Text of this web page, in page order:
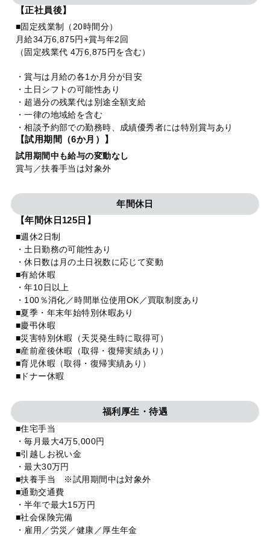
【正社員後】
■固定残業制（20時間分）
月給34万6,875円+賞与年2回
（固定残業代 4万6,875円を含む）
・賞与は月給の各1か月分が目安
・土日シフトの可能性あり
・超過分の残業代は別途全額支給
・一律の地域給を含む
・相談予約部での勤務時、成績優秀者には特別賞与あり
【試用期間（6か月）】
試用期間中も給与の変動なし
賞与／扶養手当は対象外
年間休日
【年間休日125日】
■週休2日制
・土日勤務の可能性あり
・休日数は月の土日祝数に応じて変動
■有給休暇
・年10日以上
・100％消化／時間単位使用OK／買取制度あり
■夏季・年末年始特別休暇あり
■慶弔休暇
■災害特別休暇（天災発生時に取得可）
■産前産後休暇（取得・復帰実績あり）
■育児休暇（取得・復帰実績あり）
■ドナー休暇
福利厚生・待遇
■住宅手当
・毎月最大4万5,000円
■引越しお祝い金
・最大30万円
■扶養手当 ※試用期間中は対象外
■通勤交通費
・半年で最大15万円
■社会保険完備
・雇用／労災／健康／厚生年金